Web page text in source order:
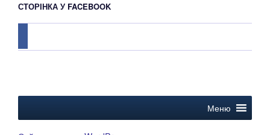
СТОРІНКА У FACEBOOK
Меню